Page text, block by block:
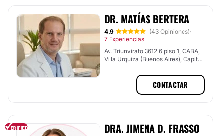
DR. MATÍAS BERTERA
4.9 (43 Opiniones)·
7 Experiencias
Av. Triunvirato 3612 6 piso 1, CABA,
Villa Urquiza (Buenos Aires), Capital
CONTACTAR
DRA. JIMENA D. FRASSO